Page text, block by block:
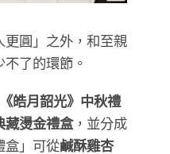
圓」之外，和至親
了的環節。
皓月韶光》中秋禮
藏燙金禮盒，並分成
盒」可從鹹酥雞杏